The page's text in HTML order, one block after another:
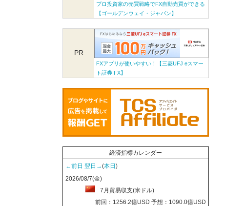
プロ投資家の売買戦略でFX自動売買ができる
【ゴールデンウェイ・ジャパン】
PR
FXアプリが使いやすい！【三菱UFJ eスマー
ト証券 FX】
経済指標カレンダー
←前日 翌日→(本日)
2026/08/7(金)
7月貿易収支(米ドル)
前回：1256.2億USD 予想：1090.0億USD